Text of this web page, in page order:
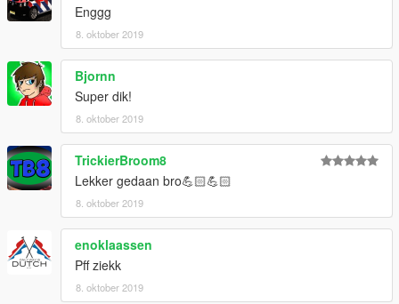
Enggg
8. oktober 2019
Bjornn
Super dik!
8. oktober 2019
TrickierBroom8
Lekker gedaan bro💪🏻💪🏻
8. oktober 2019
enoklaassen
Pff ziekk
8. oktober 2019